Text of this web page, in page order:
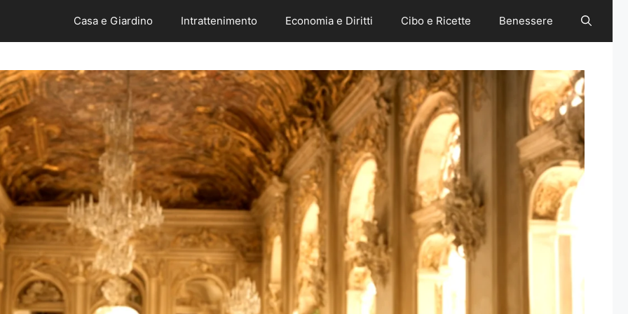
Casa e Giardino Intrattenimento Economia e Diritti Cibo e Ricette Benessere